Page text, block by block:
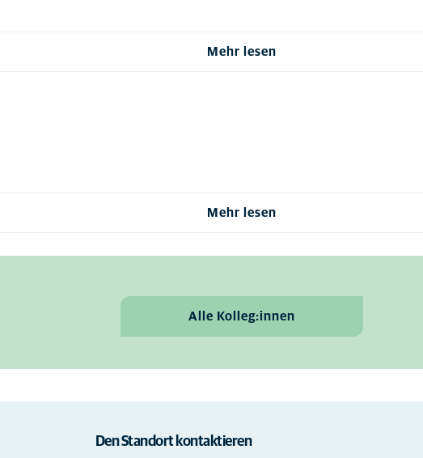
Mehr lesen
Mehr lesen
Alle Kolleg:innen
Den Standort kontaktieren